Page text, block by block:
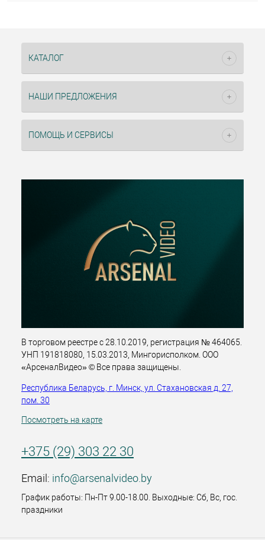
КАТАЛОГ
НАШИ ПРЕДЛОЖЕНИЯ
ПОМОЩЬ И СЕРВИСЫ
В торговом реестре с 28.10.2019, регистрация № 464065.
УНП 191818080, 15.03.2013, Мингорисполком. ООО
«АрсеналВидео» © Все права защищены.
Республика Беларусь, г. Минск, ул. Стахановская д. 27,
пом. 30
Посмотреть на карте
+375 (29) 303 22 30
Email: info@arsenalvideo.by
График работы: Пн-Пт 9.00-18.00. Выходные: Сб, Вс, гос.
праздники